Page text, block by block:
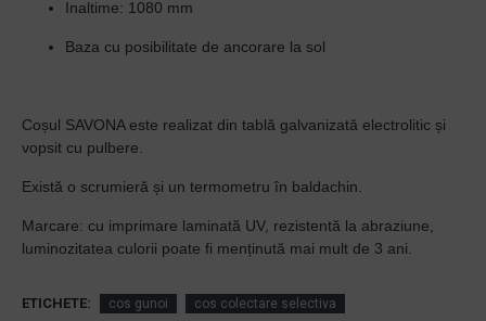
Inaltime: 1080 mm
Baza cu posibilitate de ancorare la sol
Coșul SAVONA este realizat din tablă galvanizată electrolitic și
vopsit cu pulbere.
Există o scrumieră și un termometru în baldachin.
Marcare: cu imprimare laminată UV, rezistentă la abraziune,
luminozitatea culorii poate fi menținută mai mult de 3 ani.
ETICHETE: cos gunoi cos colectare selectiva